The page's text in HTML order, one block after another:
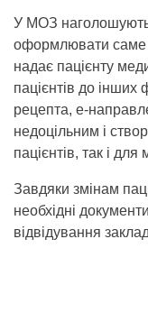
У МОЗ
оформлювати саме
надає пацієнту
пацієнтів до
рецепта, е-
недоцільним і
пацієнтів, так і
Завдяки змінам
необхідні
відвідування